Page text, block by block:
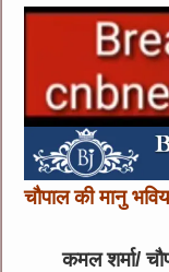
चौपाल की मानु
कमल शर्मा/